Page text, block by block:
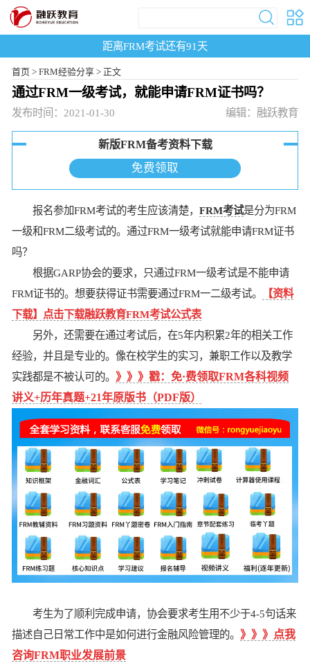
距离FRM考试还有91 天
首页> FRM经验分享 > 正文
通过FRM一级考试，就能申请FRM证书吗？
发布时间：2021-01-30 编辑：融跃教育
新版FRM备考资料下载
免费领取
报名参加FRM考试的考生应该清楚，FRM考试是分为FRM
一级和FRM二级考试的。通过FRM一级考试就能申请FRM证书
吗？
根据GARP协会的要求，只通过FRM一级考试是不能申请
FRM证书的。想要获得证书需要通过FRM一二级考试。
【资料
下载】点击下载融跃教育FRM考试公式表
另外，还需要在通过考试后，在5年内积累2年的相关工作
经验，并且是专业的。像在校学生的实习，兼职工作以及教学
实践都是不被认可的。 》》》戳：免·费领取FRM各科视频
讲义+历年真题+21年原版书（PDF版）
考生为了顺利完成申请，协会要求考生用不少于4-5句话来
描述自己日常工作中是如何进行金融风险管理的。 》》》点我
咨询FRM职业发展前景